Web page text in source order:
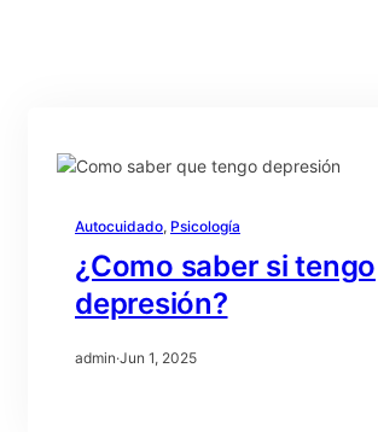
Autocuidado, Psicología
¿Como saber si tengo
depresión?
admin·Jun 1, 2025